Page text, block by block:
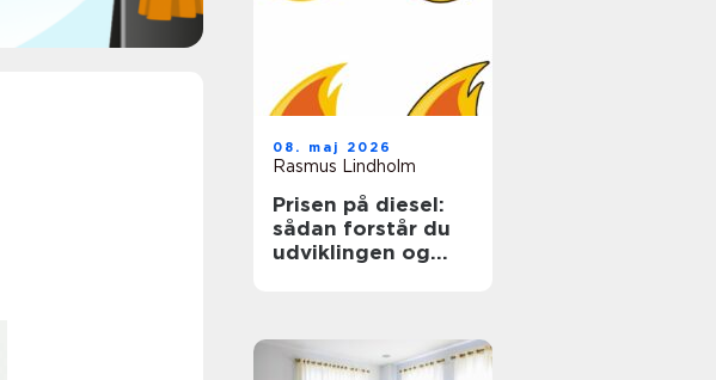
08. maj 2026
Rasmus Lindholm
Prisen på diesel:
sådan forstår du
udviklingen og